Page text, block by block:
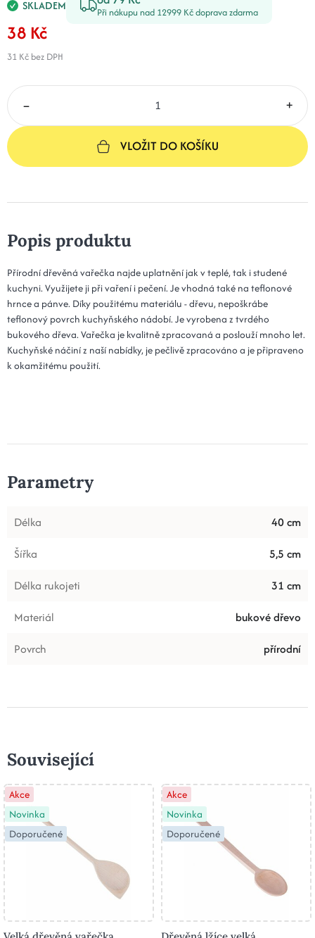
SKLADEM Při nákupu nad 12999 Kč doprava zdarma
38 Kč
31 Kč bez DPH
– +
VLOŽIT DO KOŠÍKU
Popis produktu
Přírodní dřevěná vařečka najde uplatnění jak v teplé, tak i studené
kuchyni. Využijete ji při vaření i pečení. Je vhodná také na teflonové
hrnce a pánve. Díky použitému materiálu - dřevu, nepoškrábe
teflonový povrch kuchyňského nádobí. Je vyrobena z tvrdého
bukového dřeva. Vařečka je kvalitně zpracovaná a poslouží mnoho let.
Kuchyňské náčiní z naší nabídky, je pečlivě zpracováno a je připraveno
k okamžitému použití.
Parametry
Délka
40 cm
Šířka
5,5 cm
Délka rukojeti
31 cm
Materiál
bukové dřevo
Povrch
přírodní
Související
Akce
Novinka
Doporučené
Akce
Novinka
Doporučené